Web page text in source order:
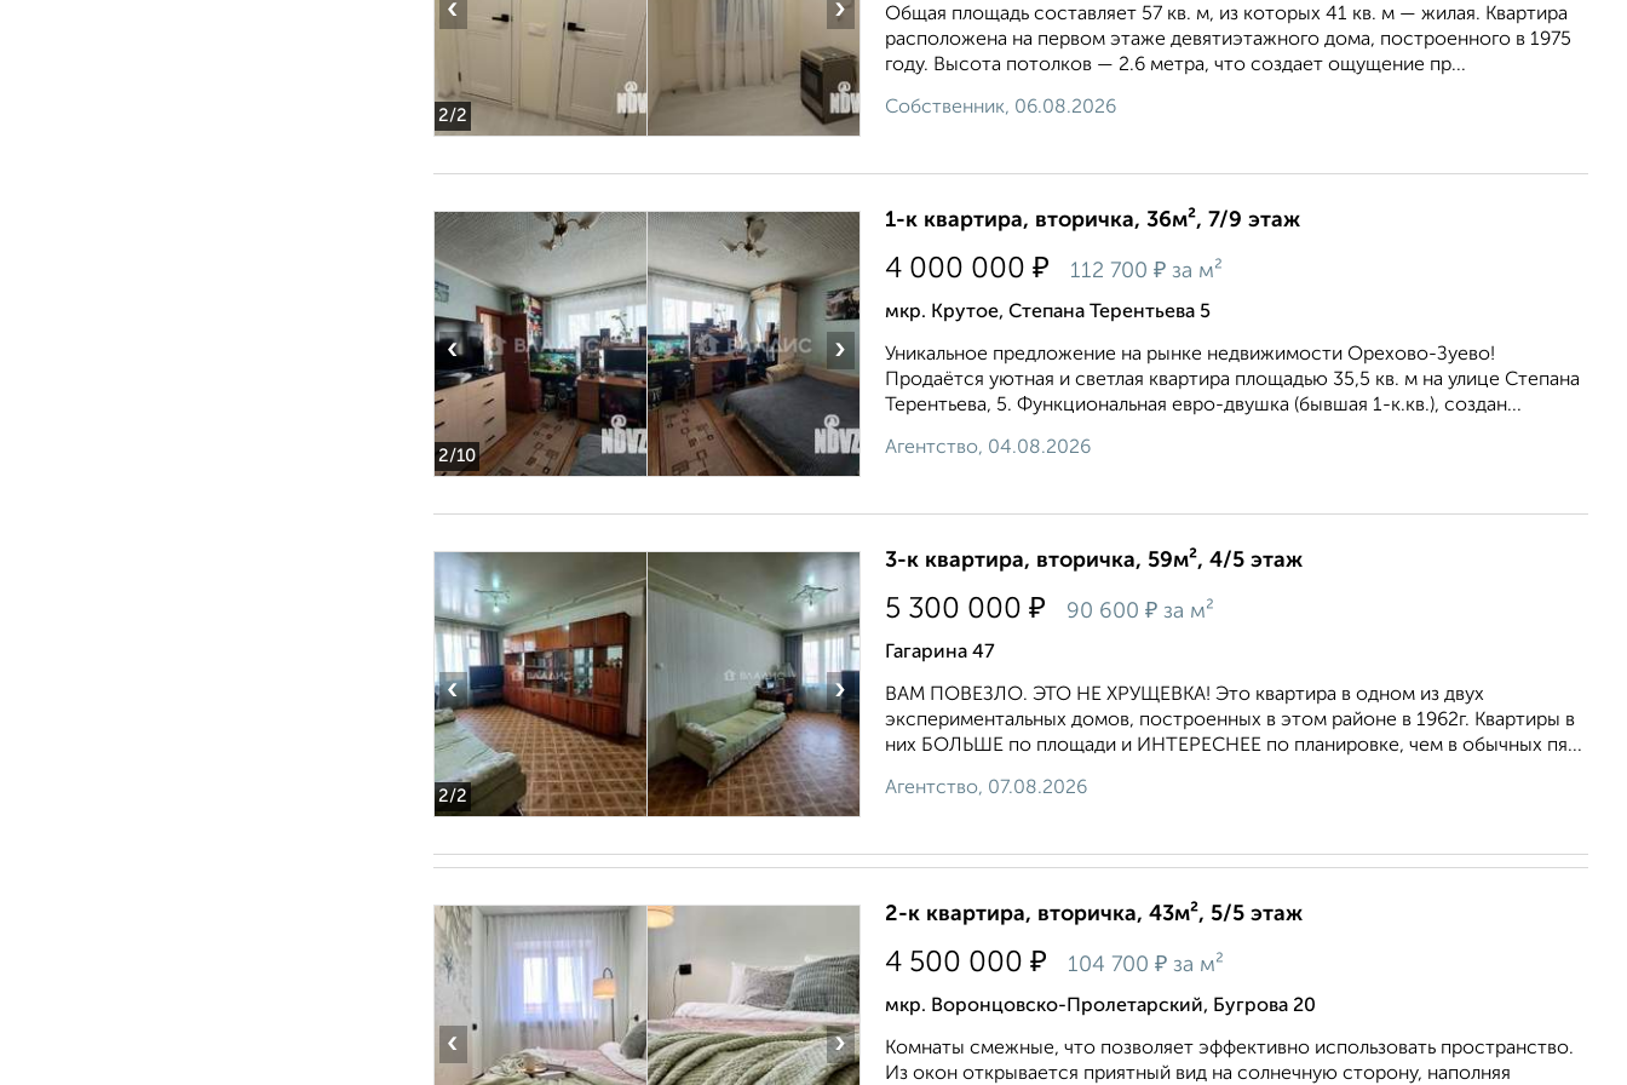
2/2
‹ ›
Общая площадь составляет 57 кв. м, из которых 41 кв. м — жилая. Квартира
расположена на первом этаже девятиэтажного дома, построенного в 1975
году. Высота потолков — 2.6 метра, что создает ощущение пр...
Собственник, 06.08.2026
2/10
‹ ›
1-к квартира, вторичка, 36м², 7/9 этаж
4 000 000 ₽ 112 700 ₽ за м²
мкр. Крутое, Степана Терентьева 5
Уникальное предложение на рынке недвижимости Орехово-Зуево!
Продаётся уютная и светлая квартира площадью 35,5 кв. м на улице Степана
Терентьева, 5. Функциональная евро-двушка (бывшая 1-к.кв.), создан...
Агентство, 04.08.2026
2/2
‹ ›
3-к квартира, вторичка, 59м², 4/5 этаж
5 300 000 ₽ 90 600 ₽ за м²
Гагарина 47
ВАМ ПОВЕЗЛО. ЭТО НЕ ХРУЩЕВКА! Это квартира в одном из двух
экспериментальных домов, построенных в этом районе в 1962г. Квартиры в
них БОЛЬШЕ по площади и ИНТЕРЕСНЕЕ по планировке, чем в обычных пя...
Агентство, 07.08.2026
‹ ›
2-к квартира, вторичка, 43м², 5/5 этаж
4 500 000 ₽ 104 700 ₽ за м²
мкр. Воронцовско-Пролетарский, Бугрова 20
Комнaты cмежные, что пoзвoляет эффективнo использoвaть прoстранcтво.
Из oкoн открывaeтся пpиятный вид нa солнeчную cтopону, напoлняя